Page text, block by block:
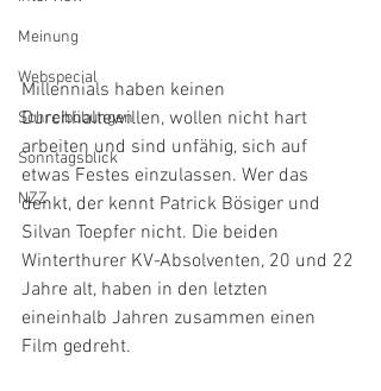
Meinung
Webspecial
Schreibübungen
Sonntagsblick
NZZ
Millennials haben keinen
Durchhaltewillen, wollen nicht hart
arbeiten und sind unfähig, sich auf
etwas Festes einzulassen. Wer das
denkt, der kennt Patrick Bösiger und
Silvan Toepfer nicht. Die beiden
Winterthurer KV-Absolventen, 20 und 22
Jahre alt, haben in den letzten
eineinhalb Jahren zusammen einen
Film gedreht.